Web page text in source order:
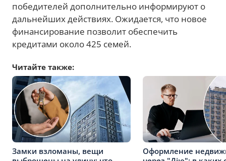
победителей дополнительно информируют о
дальнейших действиях. Ожидается, что новое
финансирование позволит обеспечить
кредитами около 425 семей.
Читайте также:
Замки взломаны, вещи
Оформление